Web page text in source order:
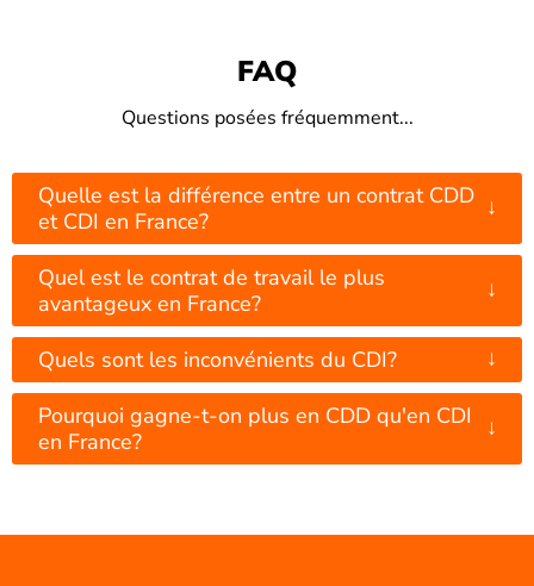
FAQ
Questions posées fréquemment...
Quelle est la différence entre un contrat CDD
et CDI en France?
↓
Quel est le contrat de travail le plus
avantageux en France?
↓
Quels sont les inconvénients du CDI? ↓
Pourquoi gagne-t-on plus en CDD qu'en CDI
en France?
↓